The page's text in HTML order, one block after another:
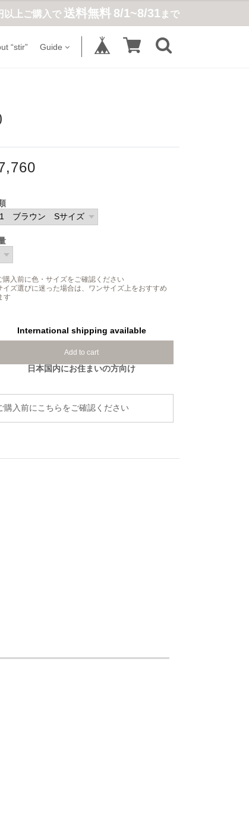
以上ご購入で 送料無料 8/1~8/31 まで
“stir” Guide
入前に色・サイズをご確認ください
ズ選びに迷った場合は、ワンサイズ上をおすすめ
す
International shipping available
Add to cart
日本国内にお住まいの方向け
購入前にこちらをご確認ください